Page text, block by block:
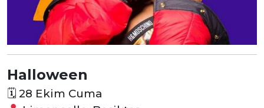
Halloween
🗓 28 Ekim Cuma